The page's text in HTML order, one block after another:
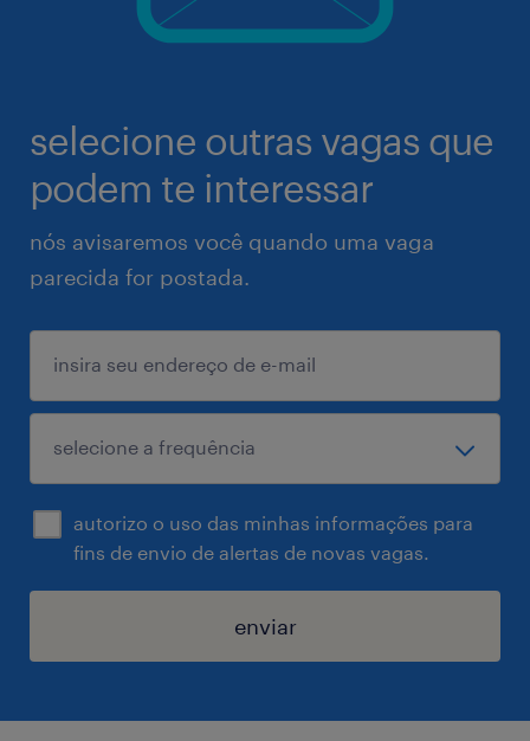
selecione outras vagas que
podem te interessar
nós avisaremos você quando uma vaga
parecida for postada.
autorizo o uso das minhas informações para
fins de envio de alertas de novas vagas.
enviar